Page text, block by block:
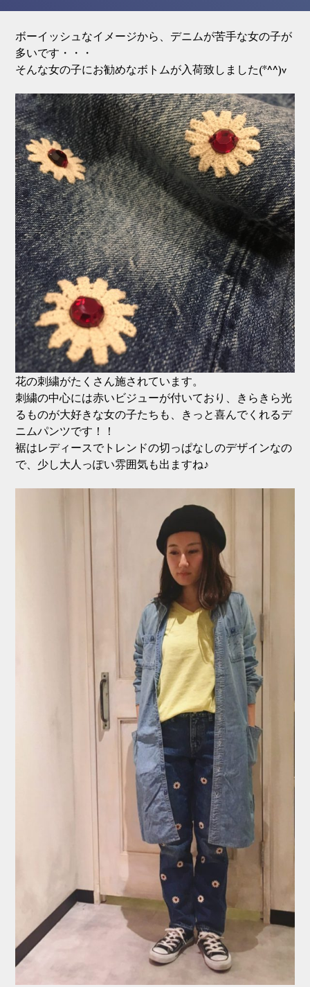
ボーイッシュなイメージから、デニムが苦手な女の子が
多いです・・・
そんな女の子にお勧めなボトムが入荷致しました(*^^)v
花の刺繍がたくさん施されています。
刺繍の中心には赤いビジューが付いており、きらきら光
るものが大好きな女の子たちも、きっと喜んでくれるデ
ニムパンツです！！
裾はレディースでトレンドの切っぱなしのデザインなの
で、少し大人っぽい雰囲気も出ますね♪